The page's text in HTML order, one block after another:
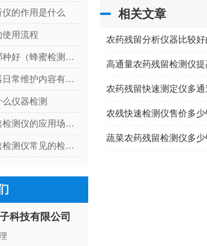
的作用是什么
使用流程
蜂蜜检测仪哪种好（蜂蜜检测仪器有哪些）
农残检测仪器日常维护内容有哪些
仪器检测
食品安全快速检测仪的应用场所是哪里
食品安全快速检测仪常见的检测项目
科技有限公司
相关文章
农药残留分析仪器比较
高通量农药残留检测仪
农药残留快速测定仪多
农残快速检测仪售价多少
蔬菜农药残留检测仪多少